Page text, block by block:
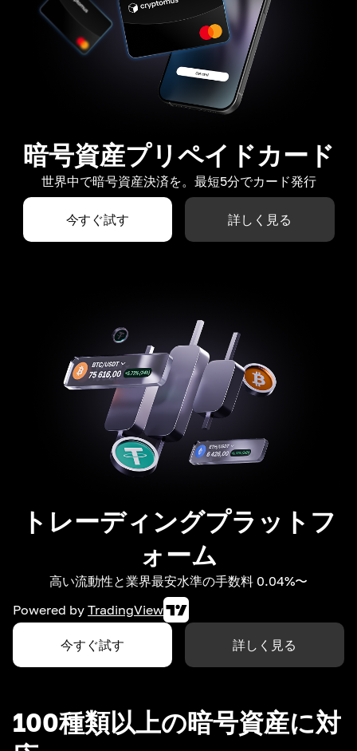
暗号資産プリペイドカード
世界中で暗号資産決済を。最短5分でカード発行
今すぐ試す 詳しく見る
トレーディングプラットフ
ォーム
高い流動性と業界最安水準の手数料 0.04%〜
Powered by TradingView
今すぐ試す 詳しく見る
100種類以上の暗号資産に対